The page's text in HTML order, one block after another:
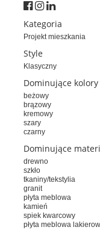
Kategoria
Projekt mieszkania
Style
Klasyczny
Dominujące kolory
beżowy
brązowy
kremowy
szary
czarny
Dominujące
drewno
szkło
tkaniny/tekstylia
granit
płyta meblowa
kamień
spiek kwarcowy
płyta meblowa